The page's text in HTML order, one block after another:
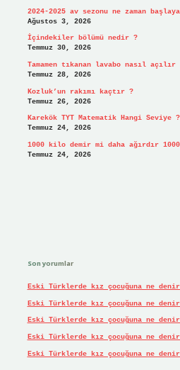
2024-2025 av sezonu ne zaman
Ağustos 3, 2026
İçindekiler bölümü nedir ?
Temmuz 30, 2026
Tamamen tıkanan lavabo nasıl açılır
Temmuz 28, 2026
Kozluk’un rakımı kaçtır ?
Temmuz 26, 2026
Karekök TYT Matematik Hangi Seviye ?
Temmuz 24, 2026
1000 kilo demir mi daha ağırdır
Temmuz 24, 2026
Son yorumlar
Eski Türklerde kız çocuğuna ne
Eski Türklerde kız çocuğuna ne
Eski Türklerde kız çocuğuna ne
Eski Türklerde kız çocuğuna ne
Eski Türklerde kız çocuğuna ne